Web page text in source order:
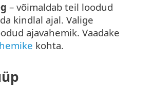
– võimaldab teil loodud
kindlal ajal. Valige
ajavahemik. Vaadake
kohta.